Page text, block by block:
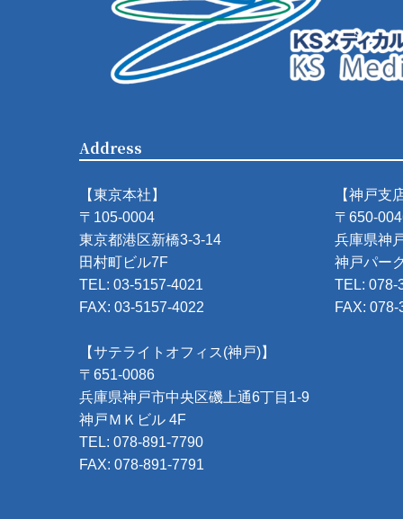
Address
【東京本社】
〒105-0004
東京都港区新橋3-3-14
田村町ビル7F
TEL: 03-5157-4021
FAX: 03-5157-4022
【神戸支
〒650-
兵庫県神
神戸パー
TEL: 078-
FAX:
【サテライトオフィス(神戸)】
〒651-0086
兵庫県神戸市中央区磯上通6丁目1-9
神戸ＭＫビル 4F
TEL: 078-891-7790
FAX: 078-891-7791